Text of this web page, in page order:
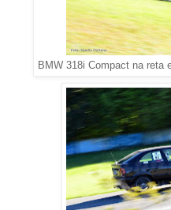
BMW 318i Compact na reta